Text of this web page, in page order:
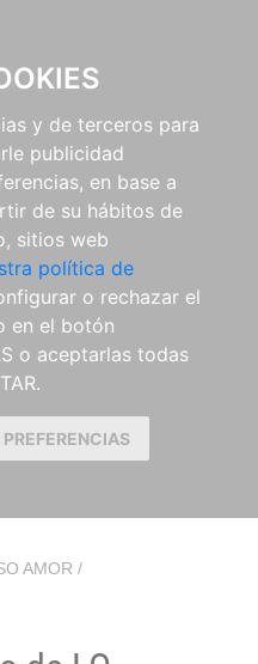
y de terceros para
publicidad
en base a
de su hábitos de
sitios web
política de
o rechazar el
en el botón
o aceptarlas todas
AMOR /